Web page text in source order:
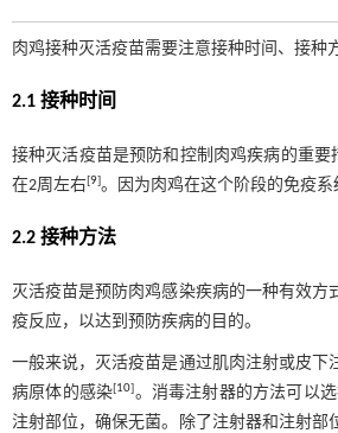
肉鸡接种灭活疫苗需要注意接种时间、接
2.1 接种时间
接种灭活疫苗是预防和控制肉鸡疾病的重
在2周左右[9]。因为肉鸡在这个阶段的免疫
2.2 接种方法
灭活疫苗是预防肉鸡感染疾病的一种有效
疫反应，以达到预防疾病的目的。
一般来说，灭活疫苗是通过肌肉注射或皮
病原体的感染[10]。消毒注射器的方法可以
注射部位，确保无菌。除了注射器和注射